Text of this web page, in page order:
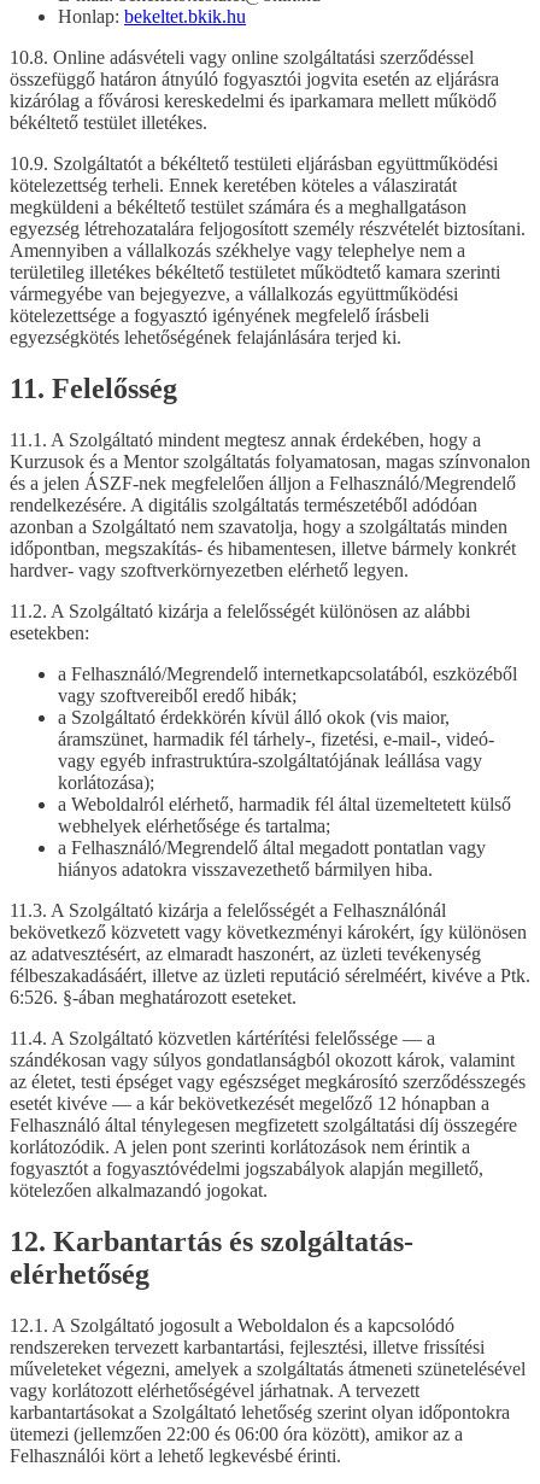
Honlap: bekeltet.bkik.hu
10.8. Online adásvételi vagy online szolgáltatási szerződéssel
összefüggő határon átnyúló fogyasztói jogvita esetén az eljárásra
kizárólag a fővárosi kereskedelmi és iparkamara mellett működő
békéltető testület illetékes.
10.9. Szolgáltatót a békéltető testületi eljárásban együttműködési
kötelezettség terheli. Ennek keretében köteles a válasziratát
megküldeni a békéltető testület számára és a meghallgatáson
egyezség létrehozatalára feljogosított személy részvételét biztosítani.
Amennyiben a vállalkozás székhelye vagy telephelye nem a
területileg illetékes békéltető testületet működtető kamara szerinti
vármegyébe van bejegyezve, a vállalkozás együttműködési
kötelezettsége a fogyasztó igényének megfelelő írásbeli
egyezségkötés lehetőségének felajánlására terjed ki.
11. Felelősség
11.1. A Szolgáltató mindent megtesz annak érdekében, hogy a
Kurzusok és a Mentor szolgáltatás folyamatosan, magas színvonalon
és a jelen ÁSZF-nek megfelelően álljon a Felhasználó/Megrendelő
rendelkezésére. A digitális szolgáltatás természetéből adódóan
azonban a Szolgáltató nem szavatolja, hogy a szolgáltatás minden
időpontban, megszakítás- és hibamentesen, illetve bármely konkrét
hardver- vagy szoftverkörnyezetben elérhető legyen.
11.2. A Szolgáltató kizárja a felelősségét különösen az alábbi
esetekben:
a Felhasználó/Megrendelő internetkapcsolatából, eszközéből
vagy szoftvereiből eredő hibák;
a Szolgáltató érdekkörén kívül álló okok (vis maior,
áramszünet, harmadik fél tárhely-, fizetési, e-mail-, videó-
vagy egyéb infrastruktúra-szolgáltatójának leállása vagy
korlátozása);
a Weboldalról elérhető, harmadik fél által üzemeltetett külső
webhelyek elérhetősége és tartalma;
a Felhasználó/Megrendelő által megadott pontatlan vagy
hiányos adatokra visszavezethető bármilyen hiba.
11.3. A Szolgáltató kizárja a felelősségét a Felhasználónál
bekövetkező közvetett vagy következményi károkért, így különösen
az adatvesztésért, az elmaradt haszonért, az üzleti tevékenység
félbeszakadásáért, illetve az üzleti reputáció sérelméért, kivéve a Ptk.
6:526. §-ában meghatározott eseteket.
11.4. A Szolgáltató közvetlen kártérítési felelőssége — a
szándékosan vagy súlyos gondatlanságból okozott károk, valamint
az életet, testi épséget vagy egészséget megkárosító szerződésszegés
esetét kivéve — a kár bekövetkezését megelőző 12 hónapban a
Felhasználó által ténylegesen megfizetett szolgáltatási díj összegére
korlátozódik. A jelen pont szerinti korlátozások nem érintik a
fogyasztót a fogyasztóvédelmi jogszabályok alapján megillető,
kötelezően alkalmazandó jogokat.
12. Karbantartás és szolgáltatás-
elérhetőség
12.1. A Szolgáltató jogosult a Weboldalon és a kapcsolódó
rendszereken tervezett karbantartási, fejlesztési, illetve frissítési
műveleteket végezni, amelyek a szolgáltatás átmeneti szünetelésével
vagy korlátozott elérhetőségével járhatnak. A tervezett
karbantartásokat a Szolgáltató lehetőség szerint olyan időpontokra
ütemezi (jellemzően 22:00 és 06:00 óra között), amikor az a
Felhasználói kört a lehető legkevésbé érinti.